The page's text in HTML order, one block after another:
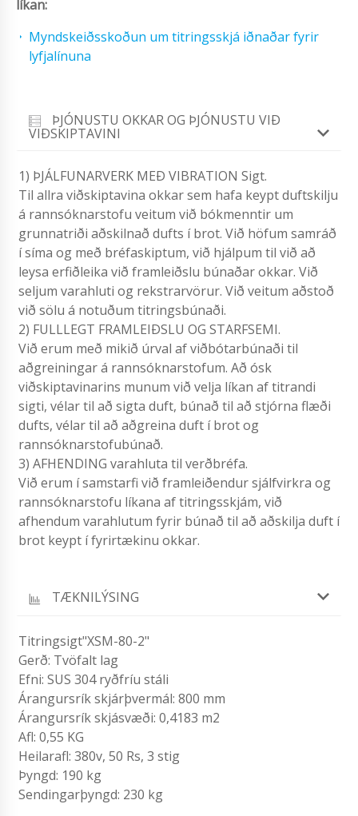
líkan:
Myndskeiðsskoðun um titringsskjá iðnaðar fyrir
lyfjalínuna
ÞJÓNUSTU OKKAR OG ÞJÓNUSTU VIÐ
VIÐSKIPTAVINI
1) ÞJÁLFUNARVERK MEÐ VIBRATION Sigt.
Til allra viðskiptavina okkar sem hafa keypt duftskilju
á rannsóknarstofu veitum við bókmenntir um
grunnatriði aðskilnað dufts í brot. Við höfum samráð
í síma og með bréfaskiptum, við hjálpum til við að
leysa erfiðleika við framleiðslu búnaðar okkar. Við
seljum varahluti og rekstrarvörur. Við veitum aðstoð
við sölu á notuðum titringsbúnaði.
2) FULLLEGT FRAMLEIÐSLU OG STARFSEMI.
Við erum með mikið úrval af viðbótarbúnaði til
aðgreiningar á rannsóknarstofum. Að ósk
viðskiptavinarins munum við velja líkan af titrandi
sigti, vélar til að sigta duft, búnað til að stjórna flæði
dufts, vélar til að aðgreina duft í brot og
rannsóknarstofubúnað.
3) AFHENDING varahluta til verðbréfa.
Við erum í samstarfi við framleiðendur sjálfvirkra og
rannsóknarstofu líkana af titringsskjám, við
afhendum varahlutum fyrir búnað til að aðskilja duft í
brot keypt í fyrirtækinu okkar.
TÆKNILÝSING
Titringsigt"XSM-80-2"
Gerð: Tvöfalt lag
Efni: SUS 304 ryðfríu stáli
Árangursrík skjárþvermál: 800 mm
Árangursrík skjásvæði: 0,4183 m2
Afl: 0,55 KG
Heilarafl: 380v, 50 Rs, 3 stig
Þyngd: 190 kg
Sendingarþyngd: 230 kg